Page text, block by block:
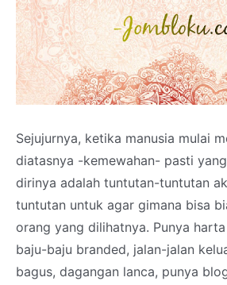
Sejujurnya, ketika manusia mulai
diatasnya -kemewahan- pasti
dirinya adalah tuntutan-tuntutan
tuntutan untuk agar gimana bisa
orang yang dilihatnya. Punya
baju-baju branded, jalan-jalan
bagus, dagangan lanca, punya